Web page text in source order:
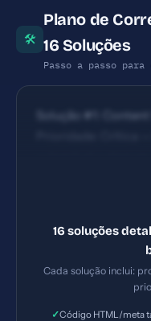
🛠
Plano de
16 Soluções
Passo a passo para
Solução #1:
malicioso. —
— Prioridade:
(clickjacking). —
Prioridade:
16 soluções
Cada solução inclui:
✓Código HTML/meta